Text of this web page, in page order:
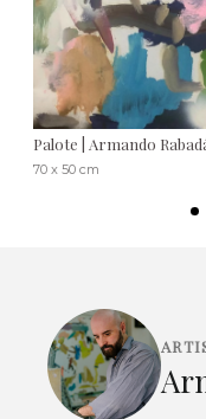
Palote | Armando
70 x 50 cm